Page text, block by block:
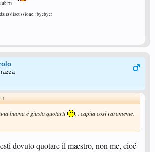
discussione. :byebye:
razza
↑
buona è giusto quotarti ... capita così raramente.
dovuto quotare il maestro, non me, cioé